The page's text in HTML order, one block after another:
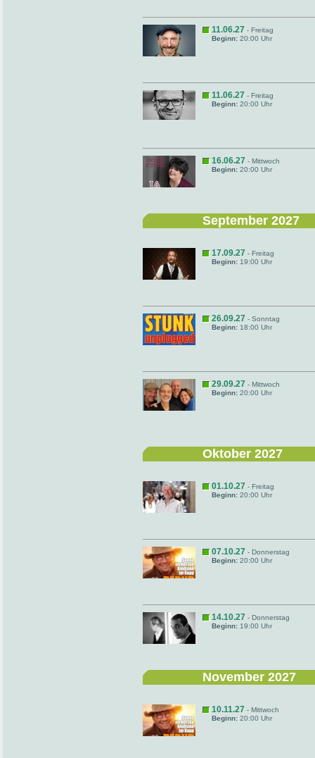
11.06.27 - Freitag
Beginn: 20:00 Uhr
11.06.27 - Freitag
Beginn: 20:00 Uhr
16.06.27 - Mittwoch
Beginn: 20:00 Uhr
September 2027
17.09.27 - Freitag
Beginn: 19:00 Uhr
26.09.27 - Sonntag
Beginn: 18:00 Uhr
29.09.27 - Mittwoch
Beginn: 20:00 Uhr
Oktober 2027
01.10.27 - Freitag
Beginn: 20:00 Uhr
07.10.27 - Donnerstag
Beginn: 20:00 Uhr
14.10.27 - Donnerstag
Beginn: 19:00 Uhr
November 2027
10.11.27 - Mittwoch
Beginn: 20:00 Uhr